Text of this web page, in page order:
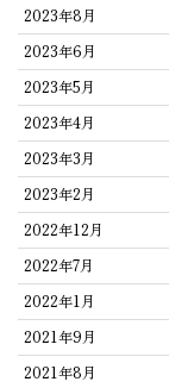
2023年8月
2023年6月
2023年5月
2023年4月
2023年3月
2023年2月
2022年12月
2022年7月
2022年1月
2021年9月
2021年8月